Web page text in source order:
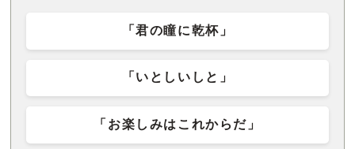
「君の瞳に乾杯」
「いとしいしと」
「お楽しみはこれからだ」